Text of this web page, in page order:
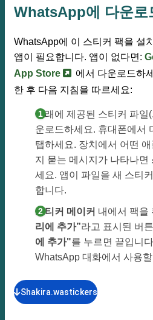
WhatsApp에 다운로
WhatsApp에 이 스티커 팩을 설
앱이 필요합니다. 앱이 없다면:
App Store
에서 다운로드하
한 후 다음 지침을 따르세요:
아래에 제공된 스티커 파일
운로드하세요. 휴대폰에서
탭하세요. 장치에서 어떤
지 묻는 메시지가 나타나면
세요. 앱이 파일을 새 스티
합니다.
스티커 메이커 내에서 팩을
리에 추가”라고 표시된 버
에 추가"를 누르면 끝입니
WhatsApp 대화에서 사용
Shakira.wastickers